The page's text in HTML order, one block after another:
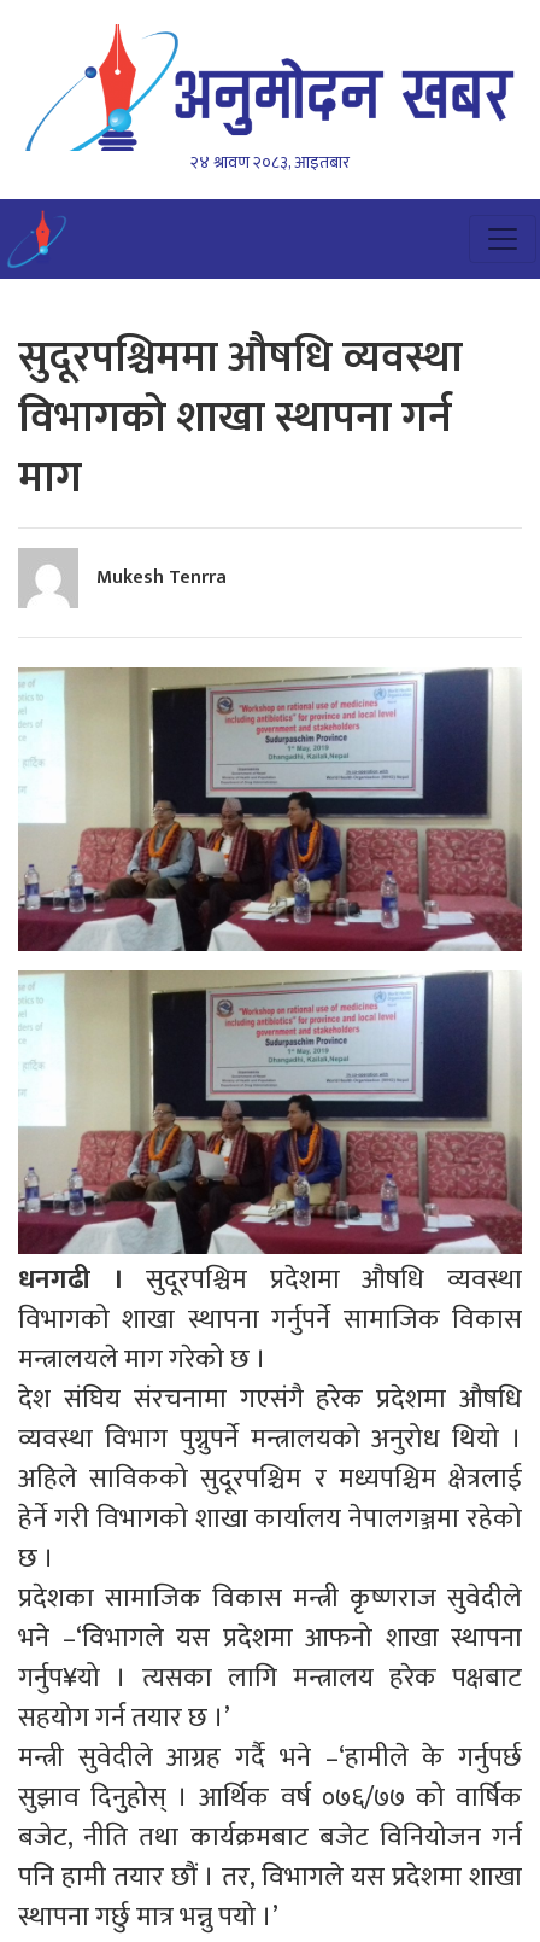
२४ श्रावण २०८३, आइतबार
सुदूरपश्चिममा औषधि व्यवस्था
विभागको शाखा स्थापना गर्न
माग
Mukesh Tenrra
धनगढी । सुदूरपश्चिम प्रदेशमा औषधि व्यवस्था
विभागको शाखा स्थापना गर्नुपर्ने सामाजिक विकास
मन्त्रालयले माग गरेको छ ।
देश संघिय संरचनामा गएसंगै हरेक प्रदेशमा औषधि
व्यवस्था विभाग पुग्नुपर्ने मन्त्रालयको अनुरोध थियो ।
अहिले साविकको सुदूरपश्चिम र मध्यपश्चिम क्षेत्रलाई
हेर्ने गरी विभागको शाखा कार्यालय नेपालगञ्जमा रहेको
छ ।
प्रदेशका सामाजिक विकास मन्त्री कृष्णराज सुवेदीले
भने –‘विभागले यस प्रदेशमा आफनो शाखा स्थापना
गर्नुप¥यो । त्यसका लागि मन्त्रालय हरेक पक्षबाट
सहयोग गर्न तयार छ ।’
मन्त्री सुवेदीले आग्रह गर्दै भने –‘हामीले के गर्नुपर्छ
सुझाव दिनुहोस् । आर्थिक वर्ष ०७६/७७ को वार्षिक
बजेट, नीति तथा कार्यक्रमबाट बजेट विनियोजन गर्न
पनि हामी तयार छौं । तर, विभागले यस प्रदेशमा शाखा
स्थापना गर्छु मात्र भन्नु पयो ।’